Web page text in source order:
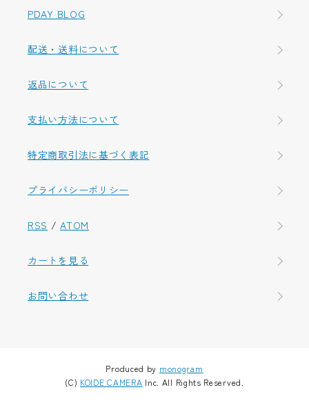
PDAY BLOG
配送・送料について
返品について
支払い方法について
特定商取引法に基づく表記
プライバシーポリシー
RSS /ATOM
カートを見る
お問い合わせ
Produced by monogram
(C) KOIDE CAMERA Inc. All Rights Reserved.